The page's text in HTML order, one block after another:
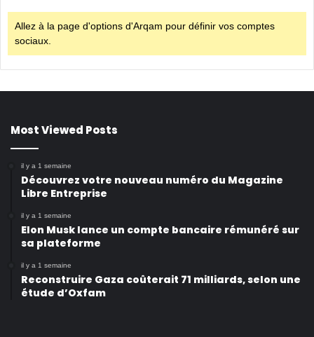
Allez à la page d'options d'Arqam pour définir vos comptes
sociaux.
Most Viewed Posts
il y a 1 semaine
Découvrez votre nouveau numéro du Magazine
Libre Entreprise
il y a 1 semaine
Elon Musk lance un compte bancaire rémunéré sur
sa plateforme
il y a 1 semaine
Reconstruire Gaza coûterait 71 milliards, selon une
étude d’Oxfam